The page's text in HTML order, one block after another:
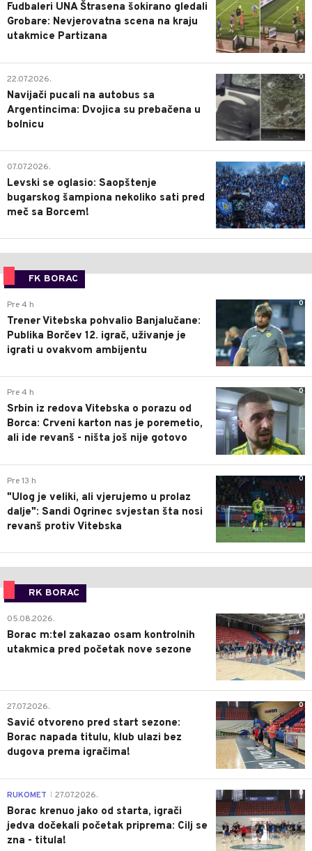
Fudbaleri UNA Štrasena šokirano gledali
Grobare: Nevjerovatna scena na kraju
utakmice Partizana
0
22.07.2026.
Navijači pucali na autobus sa
Argentincima: Dvojica su prebačena u
bolnicu
1
07.07.2026.
Levski se oglasio: Saopštenje
bugarskog šampiona nekoliko sati pred
meč sa Borcem!
FK BORAC
0
Pre 4 h
Trener Vitebska pohvalio Banjalučane:
Publika Borčev 12. igrač, uživanje je
igrati u ovakvom ambijentu
0
Pre 4 h
Srbin iz redova Vitebska o porazu od
Borca: Crveni karton nas je poremetio,
ali ide revanš - ništa još nije gotovo
0
Pre 13 h
"Ulog je veliki, ali vjerujemo u prolaz
dalje": Sandi Ogrinec svjestan šta nosi
revanš protiv Vitebska
RK BORAC
0
05.08.2026.
Borac m:tel zakazao osam kontrolnih
utakmica pred početak nove sezone
0
27.07.2026.
Savić otvoreno pred start sezone:
Borac napada titulu, klub ulazi bez
dugova prema igračima!
0
RUKOMET 27.07.2026.
Borac krenuo jako od starta, igrači
jedva dočekali početak priprema: Cilj se
zna - titula!